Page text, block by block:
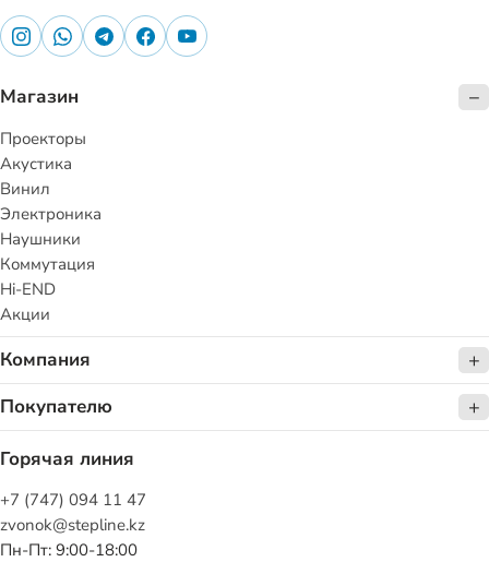
Магазин
Проекторы
Акустика
Винил
Электроника
Наушники
Коммутация
Hi-END
Акции
Компания
Покупателю
Горячая линия
+7 (747) 094 11 47
zvonok@stepline.kz
Пн-Пт: 9:00-18:00